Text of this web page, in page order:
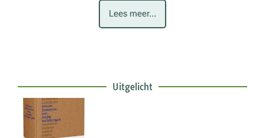
Lees meer...
Uitgelicht